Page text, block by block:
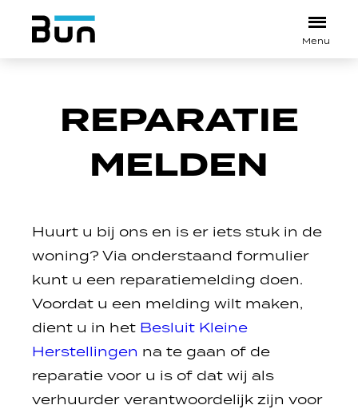
REPARATIE
MELDEN
Huurt u bij ons en is er iets stuk in de
woning? Via onderstaand formulier
kunt u een reparatiemelding doen.
Voordat u een melding wilt maken,
dient u in het Besluit Kleine
Herstellingen na te gaan of de
reparatie voor u is of dat wij als
verhuurder verantwoordelijk zijn voor